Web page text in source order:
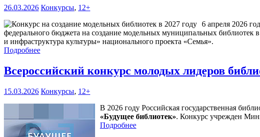
26.03.2026 Конкурсы, 12+
6 апреля 2026
федерального бюджета на создание модельных муниципальных библиотек
и инфраструктура культуры» национального проекта «Семья».
Подробнее
Всероссийский конкурс молодых лидеров
15.03.2026 Конкурсы, 12+
В 2026 году Российская государственная
«Будущее библиотек». Конкурс учрежден
Подробнее